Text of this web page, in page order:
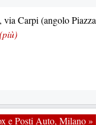
via Carpi (angolo Piazza
(più)
e Posti Auto, Milano »